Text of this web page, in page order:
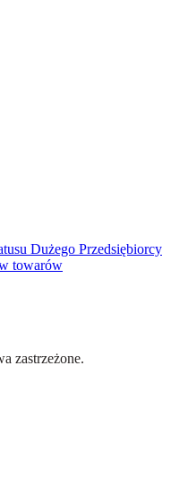
Dużego Przedsiębiorcy
towarów
zastrzeżone.